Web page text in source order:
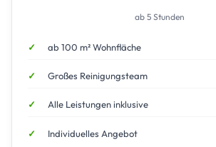
ab 5 Stunden
ab 100 m² Wohnfläche
Großes Reinigungsteam
Alle Leistungen inklusive
Individuelles Angebot